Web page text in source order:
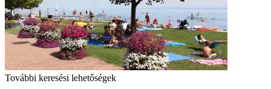
További keresési lehetőségek